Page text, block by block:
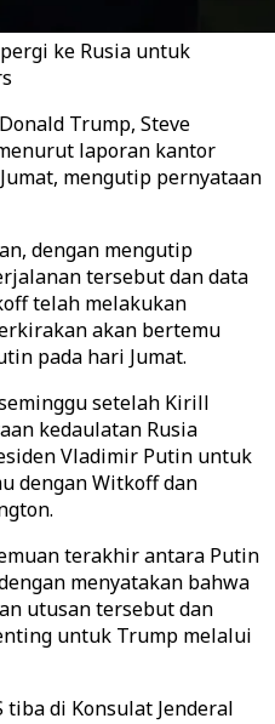
ke Rusia untuk
Trump, Steve
laporan kantor
mengutip pernyataan
dengan mengutip
tersebut dan data
telah melakukan
akan bertemu
pada hari Jumat.
setelah Kirill
kedaulatan Rusia
Vladimir Putin untuk
dengan Witkoff dan
terakhir antara Putin
menyatakan bahwa
utusan tersebut dan
untuk Trump melalui
tiba di Konsulat Jenderal